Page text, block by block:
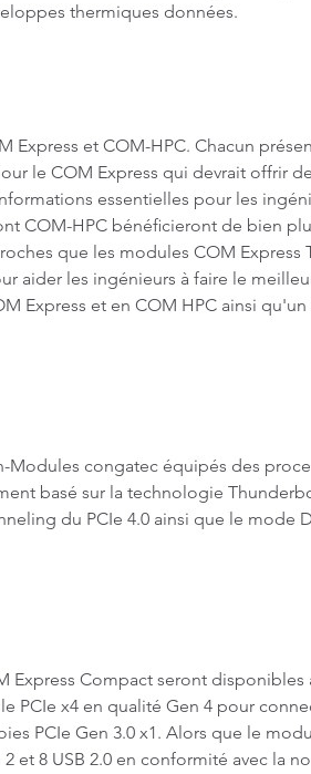
thermiques données.
et COM-HPC. Chacun
le COM Express qui devrait offrir
essentielles pour les
COM-HPC bénéficieront de bien
que les modules COM Express
aider les ingénieurs à faire le
Express et en COM HPC ainsi qu'un
congatec équipés des
basé sur la technologie
du PCIe 4.0 ainsi que le mode
Express Compact seront disponibles
PCIe x4 en qualité Gen 4 pour
PCIe Gen 3.0 x1. Alors que le
et 8 USB 2.0 en conformité avec la